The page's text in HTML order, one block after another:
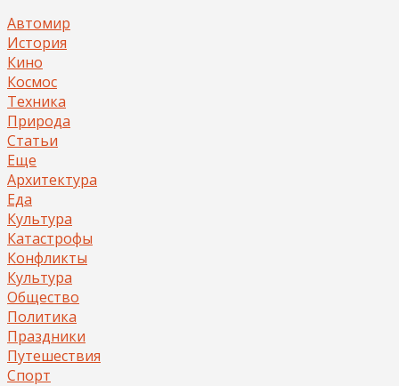
Автомир
История
Кино
Космос
Техника
Природа
Статьи
Еще
Архитектура
Еда
Культура
Катастрофы
Конфликты
Культура
Общество
Политика
Праздники
Путешествия
Спорт